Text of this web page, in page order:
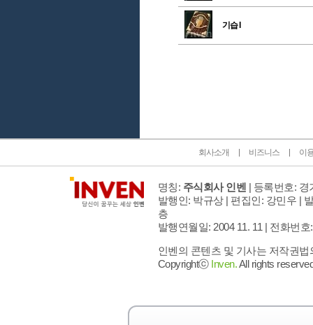
기습 I
회사소개 비즈니스 이
명칭: 주식회사 인벤 | 등록번호: 경
발행인: 박규상 | 편집인: 강민우 |
층
발행연월일: 2004 11. 11 | 전화번호
인벤의 콘텐츠 및 기사는 저작권
Copyrightⓒ Inven.All rights